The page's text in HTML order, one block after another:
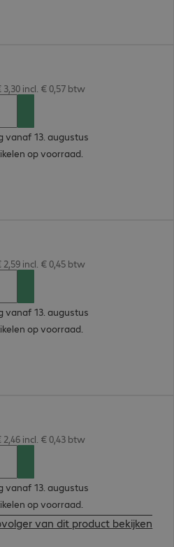
incl. € 0,57 btw
vanaf 13. augustus
op voorraad.
incl. € 0,45 btw
vanaf 13. augustus
op voorraad.
incl. € 0,43 btw
vanaf 13. augustus
op voorraad.
van dit product bekijken